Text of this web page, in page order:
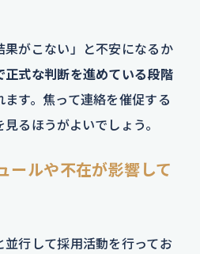
果がこない」と不安になるか
正式な判断を進めている段階
ます。焦って連絡を催促する
るほうがよいでしょう。
ールや不在が影響して
行して採用活動を行ってお